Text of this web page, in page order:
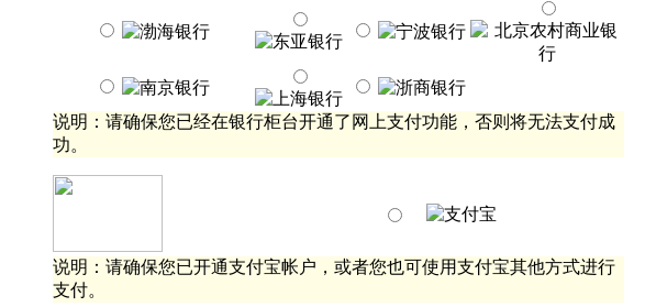
说明：请确保您已经在银行柜台开通了网上支付功能，否则将无法支付成
功。
说明：请确保您已开通支付宝帐户，或者您也可使用支付宝其他方式进行
支付。